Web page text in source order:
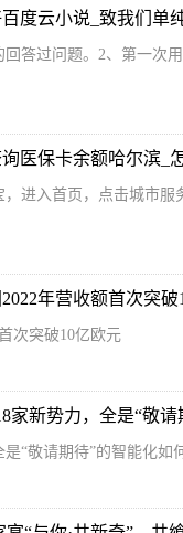
答过问题。2、第一次
进入首页，点击城市服
年营收额首次突
次突破10亿欧元
“敬请期待”的智能化如